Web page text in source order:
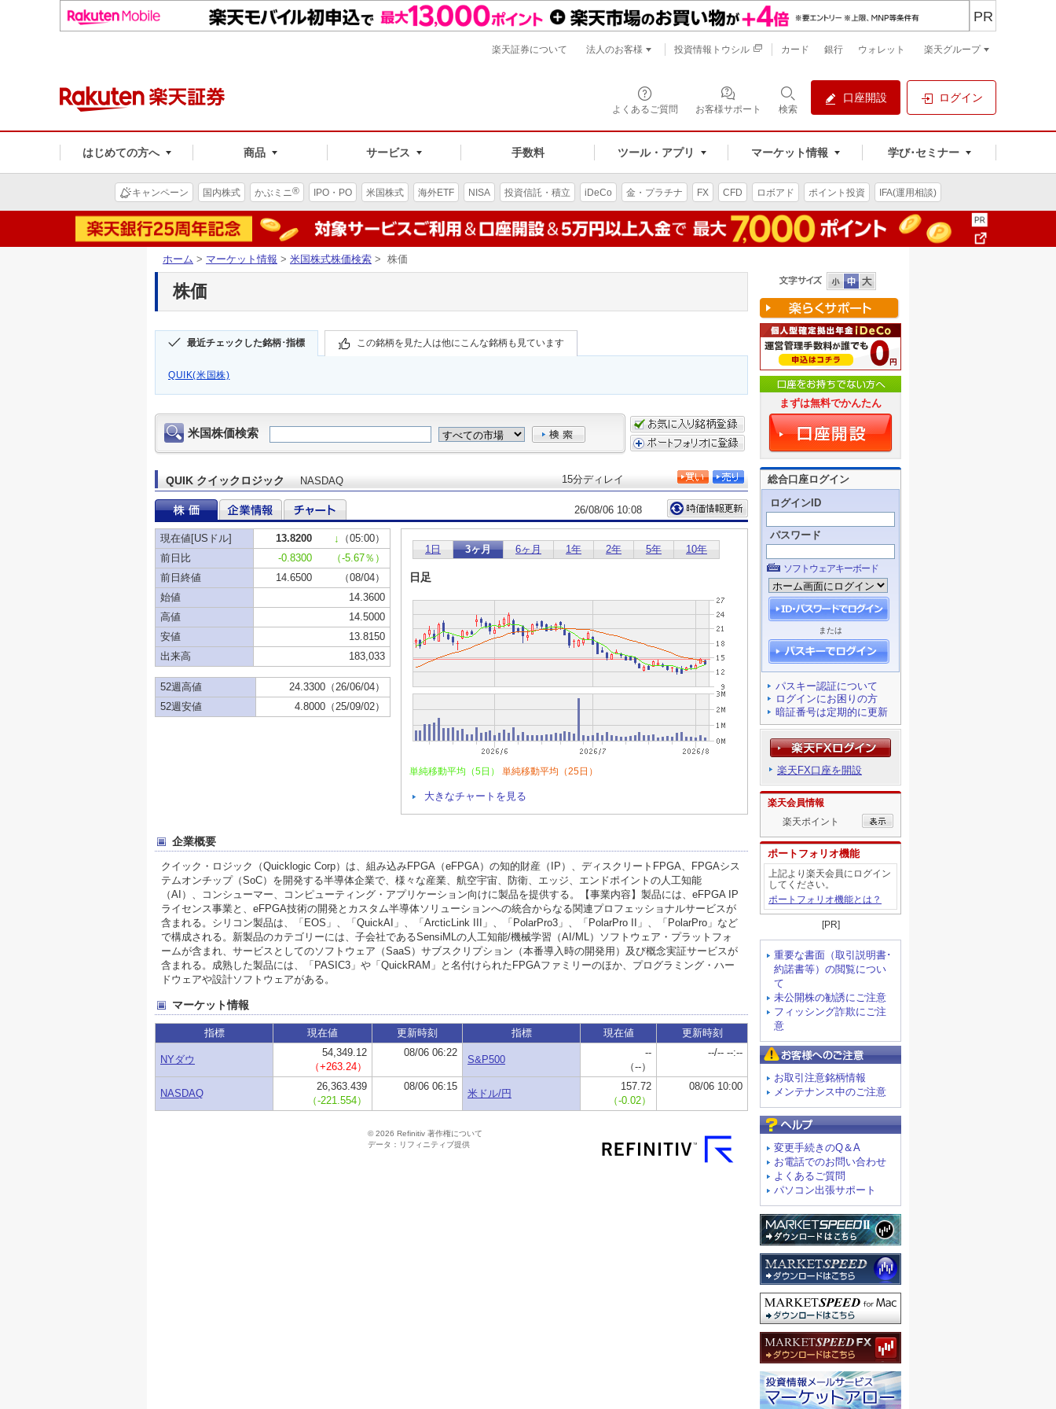
よくあるご質問 お客様サポート 検索
口座開設 ログイン
はじめての方へ 商品 サービス 手数料 ツール・アプリ マーケット情報 学び･セミナー
PR
楽天証券について 法人のお客様 投資情報トウシル カード 銀行 ウォレット 楽天グループ
キャンペーン 国内株式 かぶミニ® IPO・PO 米国株式 海外ETF NISA 投資信託・積立 iDeCo 金・プラチナ FX CFD ロボアド ポイント投資 IFA(運用相談)
ホーム > マーケット情報 > 米国株式株価検索 > 株価
株価
最近チェックした銘柄･指標 この銘柄を見た人は他にこんな銘柄も見ています
QUIK(米国株)
まずは無料でかんたん
総合口座ログイン
ログインID
パスワード
ソフトウェアキーボード
または
パスキー認証について
ログインにお困りの方
暗証番号は定期的に更新
楽天FX口座を開設
楽天会員情報
楽天ポイント
ポートフォリオ機能
上記より楽天会員にログイン
してください。
ポートフォリオ機能とは？
[PR]
重要な書面（取引説明書･
約諾書等）の閲覧につい
て
未公開株の勧誘にご注意
フィッシング詐欺にご注
意
お取引注意銘柄情報
メンテナンス中のご注意
変更手続きのQ＆A
お電話でのお問い合わせ
よくあるご質問
パソコン出張サポート